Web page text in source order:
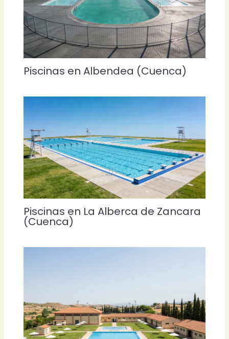
Piscinas en Albendea (Cuenca)
Piscinas en La Alberca de Zancara
(Cuenca)